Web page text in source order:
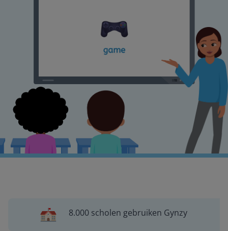
8.000 scholen gebruiken Gynzy